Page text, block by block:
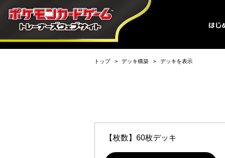
トップ デッキ構築 デッキを表示
【枚数】60枚デッキ